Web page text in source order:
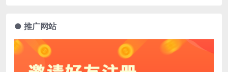
● 推广网站